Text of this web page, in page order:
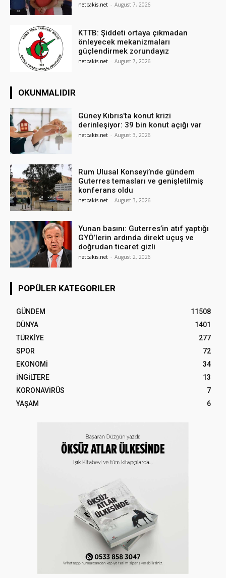
netbakis.net - August 7, 2026
KTTB: Şiddeti ortaya çıkmadan
önleyecek mekanizmaları
güçlendirmek zorundayız
netbakis.net - August 7, 2026
OKUNMALIDIR
Güney Kıbrıs’ta konut krizi
derinleşiyor: 39 bin konut açığı var
netbakis.net - August 3, 2026
Rum Ulusal Konseyi’nde gündem
Guterres temasları ve genişletilmiş
konferans oldu
netbakis.net - August 3, 2026
Yunan basını: Guterres’in atıf yaptığı
GYÖ’lerin ardında direkt uçuş ve
doğrudan ticaret gizli
netbakis.net - August 2, 2026
POPÜLER KATEGORILER
GÜNDEM
11508
DÜNYA
1401
TÜRKİYE
277
SPOR
72
EKONOMİ
34
İNGİLTERE
13
KORONAVİRÜS
7
YAŞAM
6